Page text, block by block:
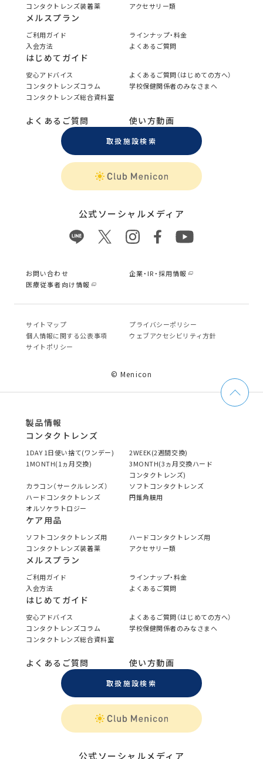
コンタクトレンズ装着薬
アクセサリー類
メルスプラン
ご利用ガイド
ラインナップ・料金
入会方法
よくあるご質問
はじめてガイド
安心アドバイス
よくあるご質問（はじめての方へ）
コンタクトレンズコラム
学校保健関係者のみなさまへ
コンタクトレンズ総合資料室
よくあるご質問 使い方動画
取扱施設検索
公式ソーシャルメディア
お問い合わせ
企業・IR・採用情報
医療従事者向け情報
サイトマップ
プライバシーポリシー
個⼈情報に関する公表事項
ウェブアクセシビリティ方針
サイトポリシー
© Menicon
製品情報
コンタクトレンズ
1DAY 1日使い捨て(ワンデー)
2WEEK(2週間交換)
1MONTH(1ヵ月交換)
3MONTH(3ヵ月交換ハード
コンタクトレンズ)
カラコン（サークルレンズ）
ソフトコンタクトレンズ
ハードコンタクトレンズ
円錐角膜用
オルソケラトロジー
ケア用品
ソフトコンタクトレンズ用
ハードコンタクトレンズ用
コンタクトレンズ装着薬
アクセサリー類
メルスプラン
ご利用ガイド
ラインナップ・料金
入会方法
よくあるご質問
はじめてガイド
安心アドバイス
よくあるご質問（はじめての方へ）
コンタクトレンズコラム
学校保健関係者のみなさまへ
コンタクトレンズ総合資料室
よくあるご質問 使い方動画
取扱施設検索
公式ソーシャルメディア